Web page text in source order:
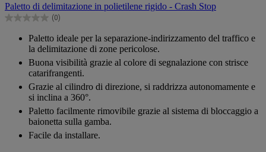
5
stelle.
Paletto di delimitazione in polietilene rigido - Crash Stop
(0)
0.0
Paletto ideale per la separazione-indirizzamento del traffico e
la delimitazione di zone pericolose.
Buona visibilità grazie al colore di segnalazione con strisce
catarifrangenti.
Grazie al cilindro di direzione, si raddrizza autonomamente e
si inclina a 360°.
Paletto facilmente rimovibile grazie al sistema di bloccaggio a
baionetta sulla gamba.
Facile da installare.